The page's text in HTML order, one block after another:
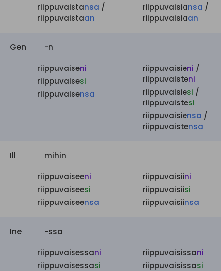
riippuvaistansa /
riippuvaistaan
riippuvaisiansa /
riippuvaisiaan
Gen -n
riippuvaiseni
riippuvaisesi
riippuvaisensa
riippuvaisieni /
riippuvaisteni
riippuvaisiesi /
riippuvaistesi
riippuvaisiensa /
riippuvaistensa
Ill mihin
riippuvaiseeni
riippuvaiseesi
riippuvaiseensa
riippuvaisiini
riippuvaisiisi
riippuvaisiinsa
Ine -ssa
riippuvaisessani
riippuvaisessasi
riippuvaisissani
riippuvaisissasi